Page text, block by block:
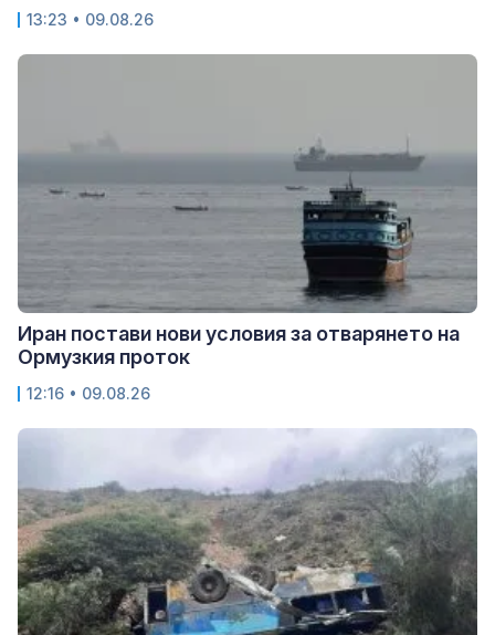
13:23 • 09.08.26
Иран постави нови условия за отварянето на
Ормузкия проток
12:16 • 09.08.26